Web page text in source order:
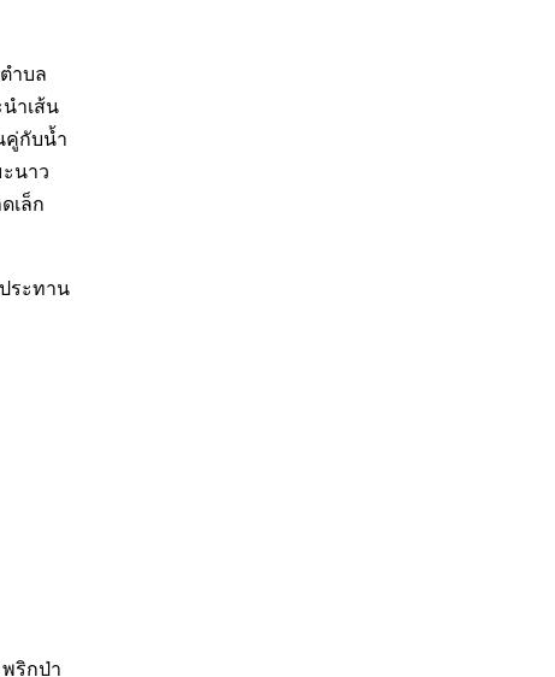
ำบล
ำเส้น
คู่กับน้ำ
นาว
เล็ก
ระทาน
ริกป่า